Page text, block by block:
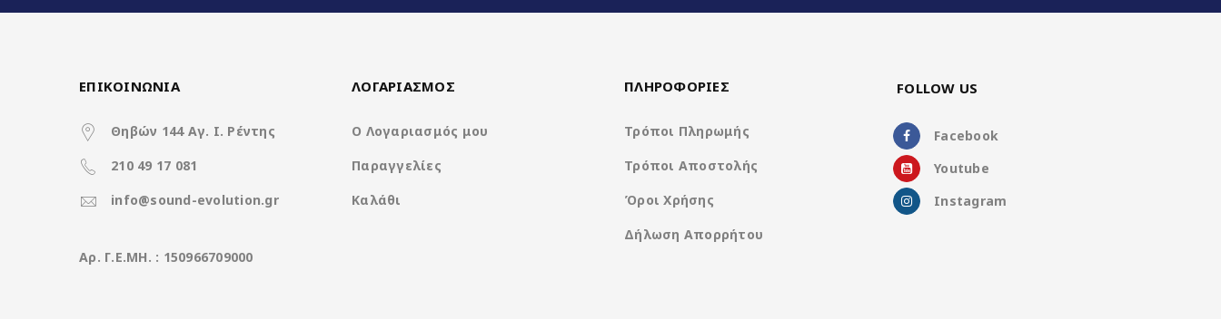
3 Διαφορετικά θέματα
4x50Watt με DSP
Χαρακτηριστικά
ΕΠΙΚΟΙΝΩΝΙΑ
Θηβών 144 Αγ. Ι. Ρέντης
210 49 17 081
info@sound-evolution.gr
Aρ. Γ.Ε.ΜΗ. : 150966709000
ΛΟΓΑΡΙΑΣΜΟΣ
Ο Λογαριασμός μου
Παραγγελίες
Καλάθι
ΠΛΗΡΟΦΟΡΙΕΣ
Τρόποι Πληρωμής
Τρόποι Αποστολής
Όροι Χρήσης
Δήλωση Απορρήτου
FOLLOW US
Facebook
Youtube
Instagram